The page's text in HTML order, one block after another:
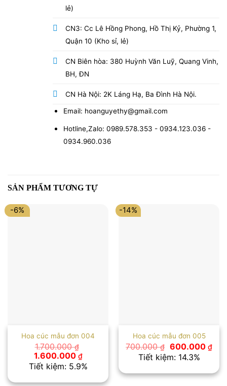
lẻ)
CN3: Cc Lê Hồng Phong, Hồ Thị Kỷ, Phường 1,
Quận 10 (Kho sỉ, lẻ)
CN Biên hòa: 380 Huỳnh Văn Luỹ, Quang Vinh,
BH, ĐN
CN Hà Nội: 2K Láng Hạ, Ba Đình Hà Nội.
Email: hoanguyethy@gmail.com
Hotline,Zalo: 0989.578.353 - 0934.123.036 -
0934.960.036
SẢN PHẨM TƯƠNG TỰ
-6%
Hoa cúc mẫu đơn 004
1.700.000₫
Giá
gốc
là:
1.600.000 ₫Giá
hiện
tại
Tiết kiệm: 5.9%
-14%
Hoa cúc mẫu đơn 005
700.000₫ Giá
gốc
là:
600.000 ₫Giá
hiện
là:
Tiết kiệm: 14.3%